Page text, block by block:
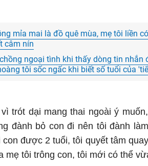
mỉa mai là đồ quê mùa, mẹ tôi liền
câm nín
ngoại tình khi thấy dòng tin nhắn
tôi sốc ngấc khi biết số tuổi của
trót dại mang thai ngoài ý
đành bỏ con đi nên tôi đành
con được 2 tuổi, tôi quyết tâm
mẹ tôi trông con, tôi mới có thể